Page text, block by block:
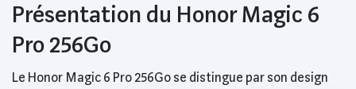
Présentation du Honor Magic 6
Pro 256Go
Le Honor Magic 6 Pro 256Go se distingue par son design